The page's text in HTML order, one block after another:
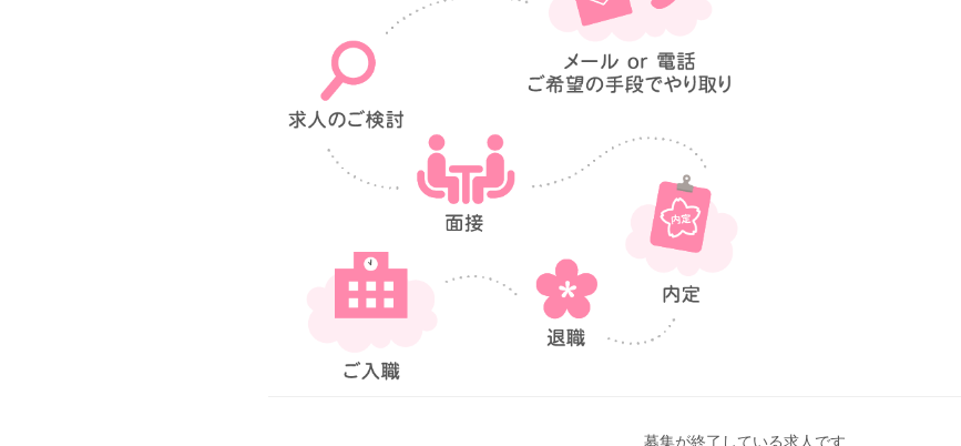
募集が終了している求人です